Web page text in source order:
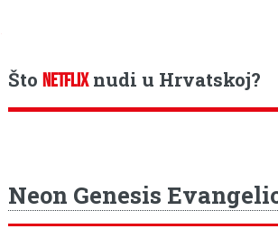
ŠtoNETFLIXnudi u Hrvatskoj?
Neon Genesis
Toggle